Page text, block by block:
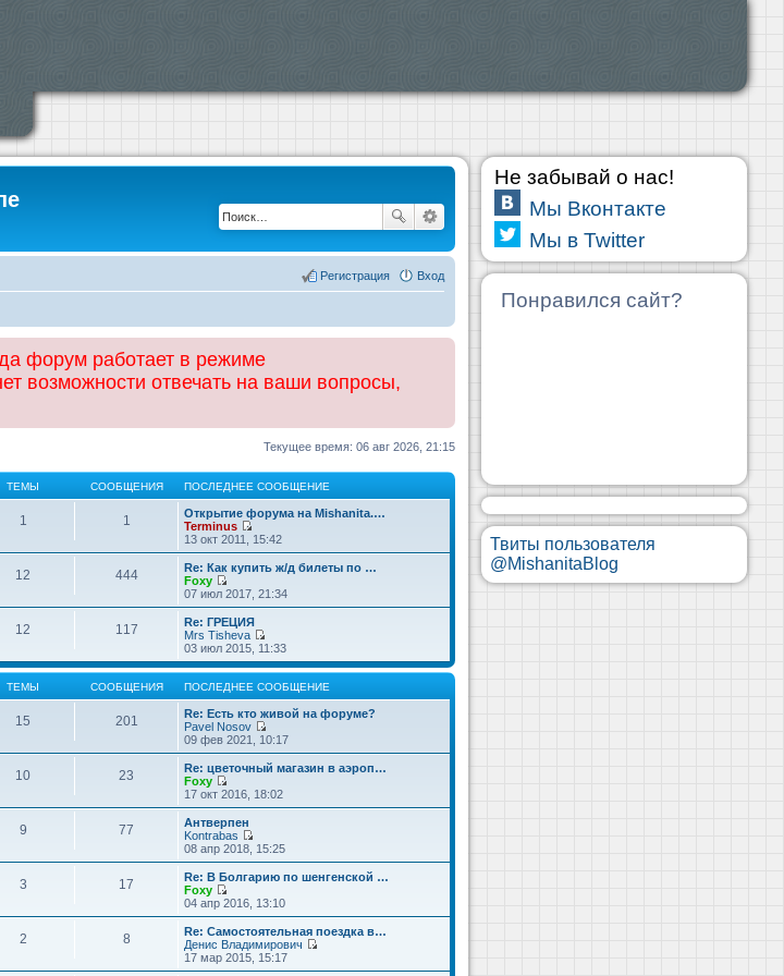
Вход
Регистрация
форум работает в режиме
возможности отвечать на ваши вопросы,
Текущее время: 06 авг 2026, 21:15
ТЕМЫ СООБЩЕНИЯ ПОСЛЕДНЕЕ СООБЩЕНИЕ
1 1
Открытие форума на Mishanita.…
Terminus
П
е
р
е
й
т
и
к
п
о
с
л
е
н
е
м
у
с
о
б
н
и
ю
13 окт 2011, 15:42
12 444
Re: Как купить ж/д билеты по …
Foxy
П
е
р
е
й
т
и
к
п
о
с
л
е
н
е
м
у
с
о
о
б
щ
н
и
ю
07 июл 2017, 21:34
12 117
Re: ГРЕЦИЯ
Mrs Tisheva
П
е
р
е
й
т
к
п
о
с
л
е
е
м
с
о
б
щ
е
н
и
03 июл 2015, 11:33
ТЕМЫ СООБЩЕНИЯ ПОСЛЕДНЕЕ СООБЩЕНИЕ
15 201
Re: Есть кто живой на форуме?
Pavel Nosov
П
е
р
е
й
т
п
о
л
д
н
е
м
у
с
09 фев 2021, 10:17
10 23
Re: цветочный магазин в аэроп…
Foxy
П
е
р
е
й
т
к
п
о
л
е
д
17 окт 2016, 18:02
9 77
Антверпен
Kontrabas
П
е
р
е
й
т
к
п
о
08 апр 2018, 15:25
3 17
Re: В Болгарию по шенгенской …
Foxy
П
е
р
е
й
т
04 апр 2016, 13:10
2 8
Re: Самостоятельная поездка в…
Денис Владимирович
е
17 мар 2015, 15:17
Не забывай о нас!
Мы Вконтакте
Мы в Twitter
Понравился сайт?
Твиты пользователя
@MishanitaBlog